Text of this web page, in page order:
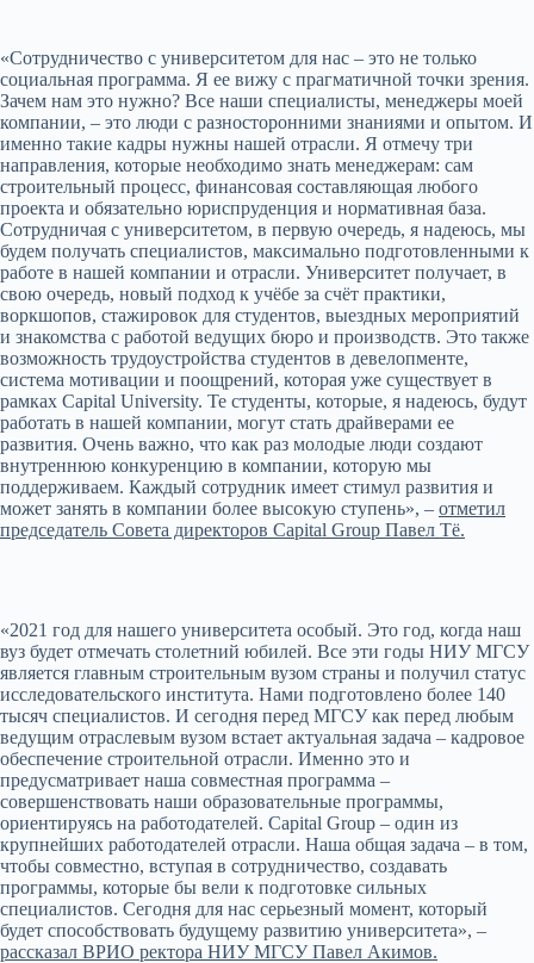
«Сотрудничество с университетом для нас – это не только
социальная программа. Я ее вижу с прагматичной точки зрения.
Зачем нам это нужно? Все наши специалисты, менеджеры моей
компании, – это люди с разносторонними знаниями и опытом. И
именно такие кадры нужны нашей отрасли. Я отмечу три
направления, которые необходимо знать менеджерам: сам
строительный процесс, финансовая составляющая любого
проекта и обязательно юриспруденция и нормативная база.
Сотрудничая с университетом, в первую очередь, я надеюсь, мы
будем получать специалистов, максимально подготовленными к
работе в нашей компании и отрасли. Университет получает, в
свою очередь, новый подход к учёбе за счёт практики,
воркшопов, стажировок для студентов, выездных мероприятий
и знакомства с работой ведущих бюро и производств. Это также
возможность трудоустройства студентов в девелопменте,
система мотивации и поощрений, которая уже существует в
рамках Capital University. Те студенты, которые, я надеюсь, будут
работать в нашей компании, могут стать драйверами ее
развития. Очень важно, что как раз молодые люди создают
внутреннюю конкуренцию в компании, которую мы
поддерживаем. Каждый сотрудник имеет стимул развития и
может занять в компании более высокую ступень», – отметил
председатель Совета директоров Capital Group Павел Тё.
«2021 год для нашего университета особый. Это год, когда наш
вуз будет отмечать столетний юбилей. Все эти годы НИУ МГСУ
является главным строительным вузом страны и получил статус
исследовательского института. Нами подготовлено более 140
тысяч специалистов. И сегодня перед МГСУ как перед любым
ведущим отраслевым вузом встает актуальная задача – кадровое
обеспечение строительной отрасли. Именно это и
предусматривает наша совместная программа –
совершенствовать наши образовательные программы,
ориентируясь на работодателей. Capital Group – один из
крупнейших работодателей отрасли. Наша общая задача – в том,
чтобы совместно, вступая в сотрудничество, создавать
программы, которые бы вели к подготовке сильных
специалистов. Сегодня для нас серьезный момент, который
будет способствовать будущему развитию университета», –
рассказал ВРИО ректора НИУ МГСУ Павел Акимов.